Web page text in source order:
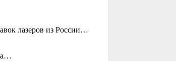
лазеров из России…